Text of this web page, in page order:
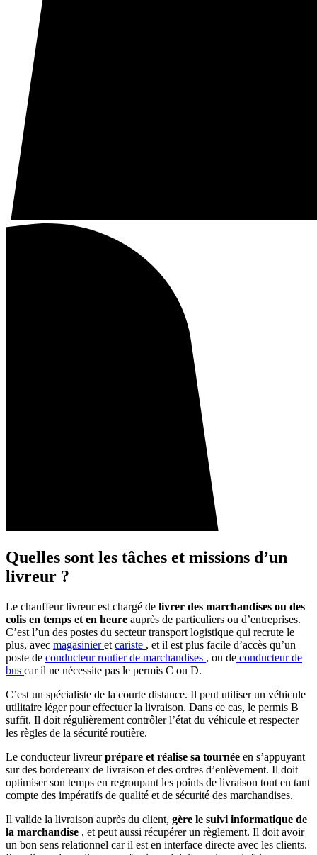
Quelles sont les tâches et missions d’un
livreur ?
Le chauffeur livreur est chargé de livrer des marchandises ou des
colis en temps et en heure auprès de particuliers ou d’entreprises.
C’est l’un des postes du secteur transport logistique qui recrute le
plus, avec magasinieret cariste , et il est plus facile d’accès qu’un
poste de conducteur routier de marchandises , ou de conducteur de
bus car il ne nécessite pas le permis C ou D.
C’est un spécialiste de la courte distance. Il peut utiliser un véhicule
utilitaire léger pour effectuer la livraison. Dans ce cas, le permis B
suffit. Il doit régulièrement contrôler l’état du véhicule et respecter
les règles de la sécurité routière.
Le conducteur livreurprépare et réalise sa tournée en s’appuyant
sur des bordereaux de livraison et des ordres d’enlèvement. Il doit
optimiser son temps en regroupant les points de livraison tout en tant
compte des impératifs de qualité et de sécurité des marchandises.
Il valide la livraison auprès du client, gère le suivi informatique de
la marchandise , et peut aussi récupérer un règlement. Il doit avoir
un bon sens relationnel car il est en interface directe avec les clients.